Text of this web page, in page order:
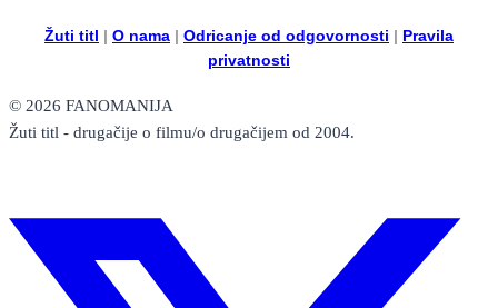
Žuti titl | O nama | Odricanje od odgovornosti | Pravila
privatnosti
© 2026 FANOMANIJA
Žuti titl - drugačije o filmu/o drugačijem od 2004.